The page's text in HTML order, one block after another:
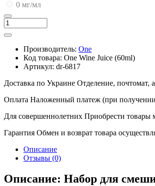
0 мг/мл
Производитель: One
Код товара: One Wine Juice (60ml)
Артикул: dr-6817
Доставка по Украине Отделение, почтомат,
Оплата Наложенный платеж (при
Для совершеннолетних Приобрести товары
Гарантия Обмен и возврат товара
Описание
Отзывы (0)
Описание: Набор для